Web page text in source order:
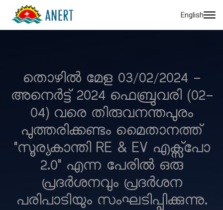
English
തൊഴിൽ മേള 03/02/2024 -
അനെർട്ട് 2024 ഫെബ്രുവരി (02-
04) വരെ തിരുവനന്തപുരം
പുത്തരിക്കണ്ടം മൈതാനത്ത്
"സൂര്യകാന്തി RE & EV എക്സ്പോ
2.0" എന്ന പേരിൽ ഒരു
പ്രദർശനവും പ്രദർശന
പരിപാടിയും സംഘടിപ്പിക്കുന്നു.